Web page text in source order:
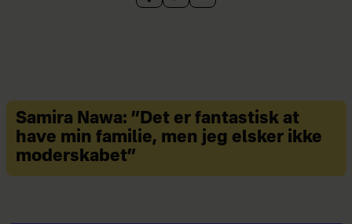
Samira Nawa: ”Det er fantastisk at
have min familie, men jeg elsker ikke
moderskabet”